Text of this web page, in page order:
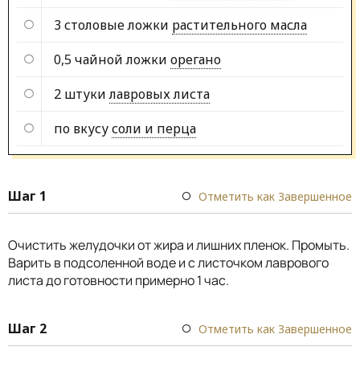
3 столовые ложки растительного масла
0,5 чайной ложки орегано
2 штуки лавровых листа
по вкусусоли и перца
Шаг 1 Отметить как Завершенное
Очистить желудочки от жира и лишних пленок. Промыть.
Варить в подсоленной воде и с листочком лаврового
листа до готовности примерно 1 час.
Шаг 2 Отметить как Завершенное